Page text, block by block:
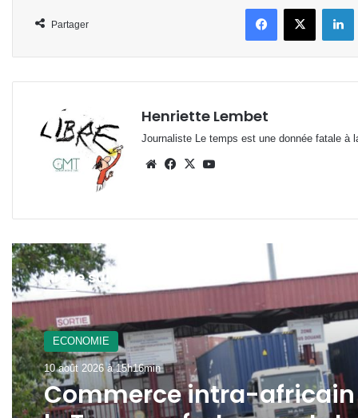
Partager
FacebookX
Henriette Lembet
Journaliste Le temps est une donnée fatale à
WebsiteFacebook
X
Lire le suivant
ECONOMIE
10 août 2026 à 15h16min
Commerce intra-africain